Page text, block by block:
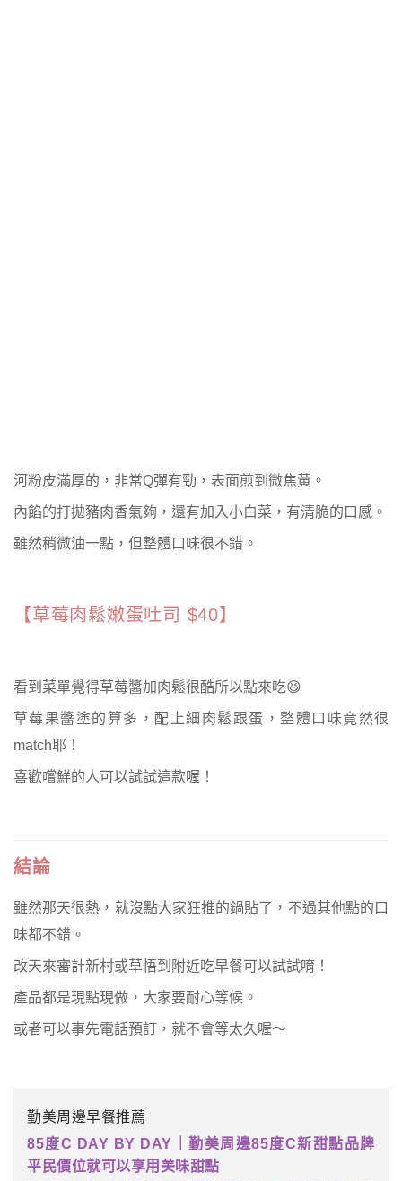
河粉皮滿厚的，非常Q彈有勁，表面煎到微焦黃。
內餡的打拋豬肉香氣夠，還有加入小白菜，有清脆的口感。
雖然稍微油一點，但整體口味很不錯。
【草莓肉鬆嫩蛋吐司 $40】
看到菜單覺得草莓醬加肉鬆很酷所以點來吃😆
草莓果醬塗的算多，配上細肉鬆跟蛋，整體口味竟然很
match耶！
喜歡嚐鮮的人可以試試這款喔！
結論
雖然那天很熱，就沒點大家狂推的鍋貼了，不過其他點的口
味都不錯。
改天來審計新村或草悟到附近吃早餐可以試試唷！
產品都是現點現做，大家要耐心等候。
或者可以事先電話預訂，就不會等太久喔～
勤美周邊早餐推薦
85度C DAY BY DAY｜勤美周邊85度C新甜點品牌
平民價位就可以享用美味甜點